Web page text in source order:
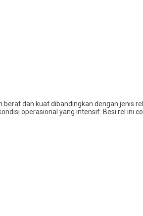
dan kuat dibandingkan dengan jenis
operasional yang intensif. Besi rel ini